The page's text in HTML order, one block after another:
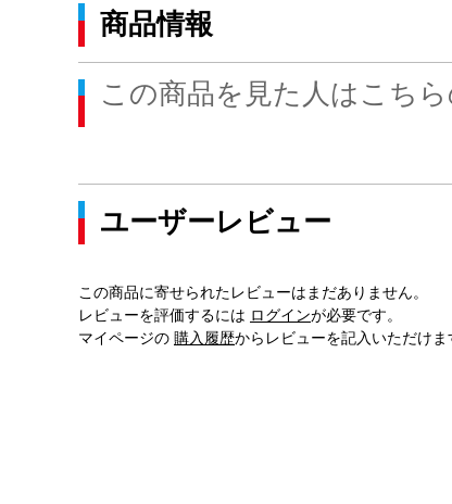
商品情報
この商品を見た人はこち
ユーザーレビュー
この商品に寄せられたレビューはまだありません。
レビューを評価するには ログインが必要です。
マイページの 購入履歴からレビューを記入いただけま